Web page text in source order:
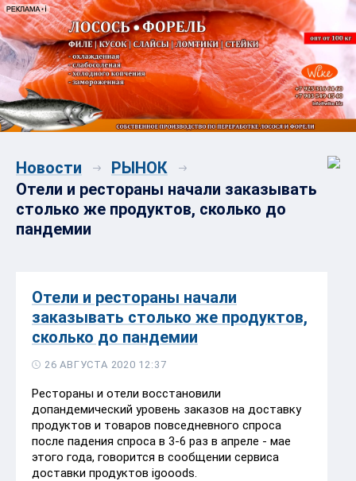
Новости
РЫНОК
Отели и рестораны начали заказывать
столько же продуктов, сколько до
пандемии
Отели и рестораны начали
заказывать столько же продуктов,
сколько до пандемии
26 АВГУСТА 2020 12:37
Рестораны и отели восстановили
допандемический уровень заказов на доставку
продуктов и товаров повседневного спроса
после падения спроса в 3-6 раз в апреле - мае
этого года, говорится в сообщении сервиса
доставки продуктов igooods.